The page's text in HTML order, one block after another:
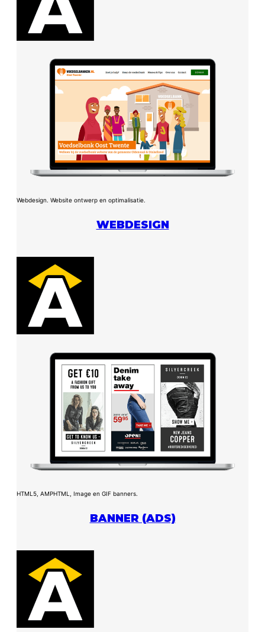
Webdesign. Website ontwerp en optimalisatie.
WEBDESIGN
HTML5, AMPHTML, Image en GIF banners.
BANNER (ADS)